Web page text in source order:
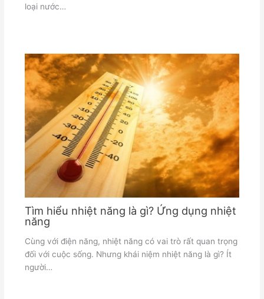
loại nước…
Tìm hiểu nhiệt năng là gì? Ứng dụng nhiệt
năng
Cùng với điện năng, nhiệt năng có vai trò rất quan trọng
đối với cuộc sống. Nhưng khái niệm nhiệt năng là gì? Ít
người…